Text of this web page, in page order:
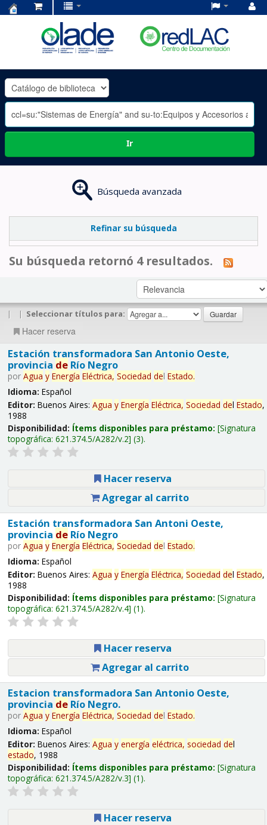
OLADE
-
Ir
Búsqueda avanzada
Refinar su búsqueda
Su búsqueda retornó 4 resultados.
| | Seleccionar títulos para:
Hacer reserva
Estación transformadora San Antonio Oeste,
provincia deRío Negro
por Agua y Energía Eléctrica, Sociedad del Estado.
Idioma: Español
Editor: Buenos Aires: Agua y Energía Eléctrica, Sociedad del Estado,
1988
Disponibilidad: Ítems disponibles para préstamo: Signatura
topográfica: 621.374.5/A282/v.2 (3).
Hacer reserva
Agregar al carrito
Estación transformadora San Antoni Oeste,
provincia deRío Negro
por Agua y Energía Eléctrica, Sociedad del Estado.
Idioma: Español
Editor: Buenos Aires: Agua y Energía Eléctrica, Sociedad del Estado,
1988
Disponibilidad: Ítems disponibles para préstamo: Signatura
topográfica: 621.374.5/A282/v.4 (1).
Hacer reserva
Agregar al carrito
Estacion transformadora San Antonio Oeste,
provincia deRío Negro.
por Agua y Energía Eléctrica, Sociedad del Estado.
Idioma: Español
Editor: Buenos Aires: Agua y energía eléctrica, sociedad del
estado, 1988
Disponibilidad: Ítems disponibles para préstamo: Signatura
topográfica: 621.374.5/A282/v.3 (1).
Hacer reserva